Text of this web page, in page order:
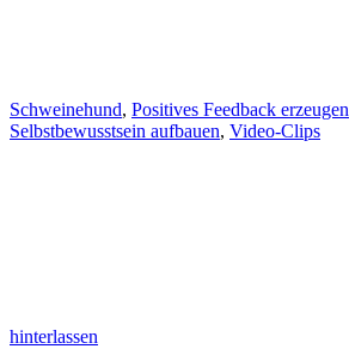
Schweinehund, Positives Feedback erzeugen
Selbstbewusstsein aufbauen, Video-Clips
hinterlassen